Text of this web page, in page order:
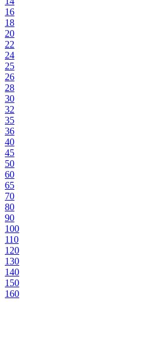
16
18
20
22
24
25
26
28
30
32
35
36
40
45
50
60
65
70
80
90
100
110
120
130
140
150
160